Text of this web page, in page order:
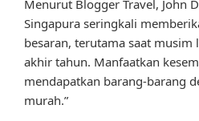
Menurut Blogger Travel, John
Singapura seringkali
besaran, terutama saat
akhir tahun. Manfaatkan
mendapatkan barang-barang
murah.”